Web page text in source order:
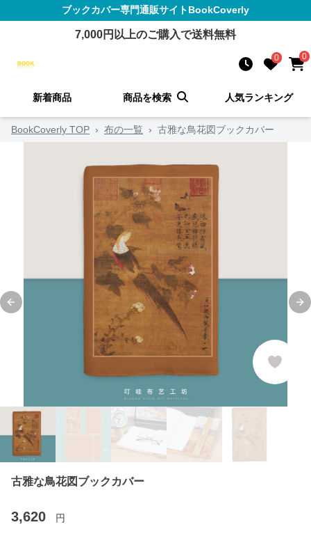
ブックカバー専門通販サイトBookCoverly
7,000円以上のご購入で送料無料
0 0
新着商品 商品を検索 人気ランキング
BookCoverly TOP › 布の一覧 › 古雅な鳥花図ブックカバー
Previous slide
古雅な鳥花図ブックカバー
3,620 円